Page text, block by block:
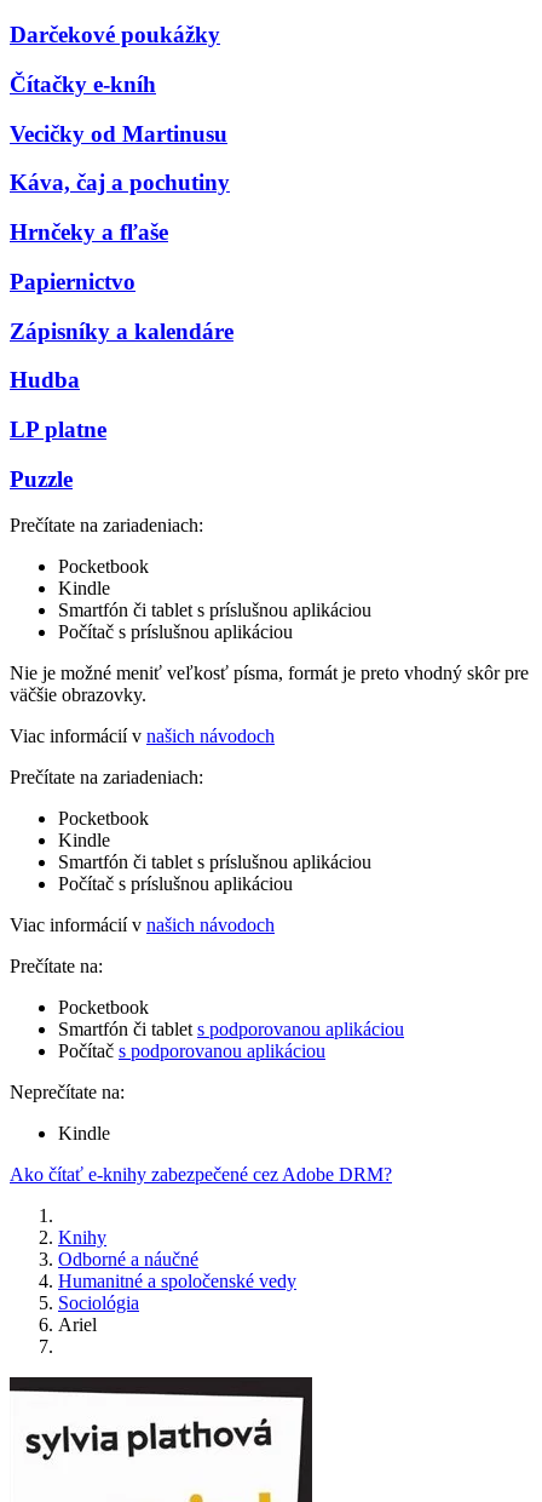
Darčekové poukážky
Čítačky e-kníh
Vecičky od Martinusu
Káva, čaj a pochutiny
Hrnčeky a fľaše
Papiernictvo
Zápisníky a kalendáre
Hudba
LP platne
Puzzle
Prečítate na zariadeniach:
Pocketbook
Kindle
Smartfón či tablet s príslušnou aplikáciou
Počítač s príslušnou aplikáciou
Nie je možné meniť veľkosť písma, formát je preto vhodný skôr pre
väčšie obrazovky.
Viac informácií v našich návodoch
Prečítate na zariadeniach:
Pocketbook
Kindle
Smartfón či tablet s príslušnou aplikáciou
Počítač s príslušnou aplikáciou
Viac informácií v našich návodoch
Prečítate na:
Pocketbook
Smartfón či tablet s podporovanou aplikáciou
Počítač s podporovanou aplikáciou
Neprečítate na:
Kindle
Ako čítať e-knihy zabezpečené cez Adobe DRM?
Knihy
Odborné a náučné
Humanitné a spoločenské vedy
Sociológia
Ariel